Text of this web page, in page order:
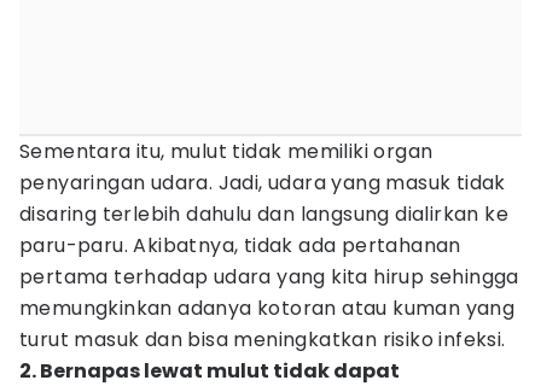
Sementara itu, mulut tidak memiliki organ
penyaringan udara. Jadi, udara yang masuk tidak
disaring terlebih dahulu dan langsung dialirkan ke
paru-paru. Akibatnya, tidak ada pertahanan
pertama terhadap udara yang kita hirup sehingga
memungkinkan adanya kotoran atau kuman yang
turut masuk dan bisa meningkatkan risiko infeksi.
2. Bernapas lewat mulut tidak dapat